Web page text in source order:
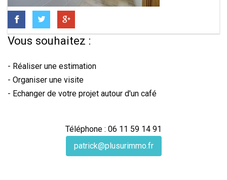
Vous souhaitez :
- Réaliser une estimation
- Organiser une visite
- Echanger de votre projet autour d'un café
Téléphone : 06 11 59 14 91
patrick@plusurimmo.fr